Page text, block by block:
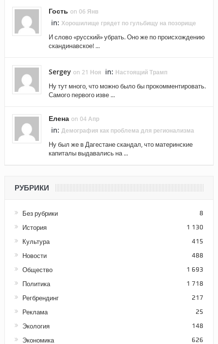
Гость on 06 Янв
in: Хорошилище грядет по гульбищу на позорище
И слово «русский» убрать. Оно же по происхождению
скандинавское! ...
Sergey on 21 Ноя in: Настоящий Трамп
Ну тут много, что можно было бы прокомментировать.
Самого первого изве ...
Елена on 04 Апр
in: Демография как проблема для регионализма
Ну был же в Дагестане скандал, что материнские
капиталы выдавались на ...
РУБРИКИ
Без рубрики 8
История 1 130
Культура 415
Новости 488
Общество 1 693
Политика 1 718
Регбрендинг 217
Реклама 25
Экология 148
Экономика 626